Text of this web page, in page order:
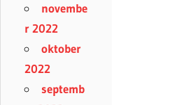
novembe
r 2022
oktober
2022
septemb